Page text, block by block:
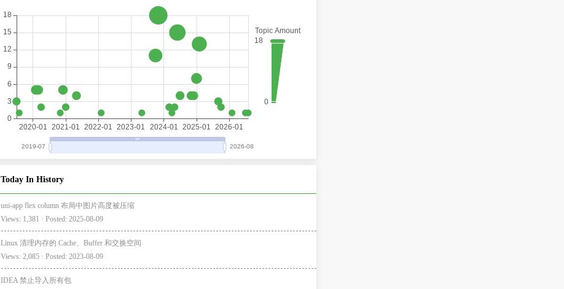
Today In History
uni-app flex column 布局中图片高度被压缩
Views: 1,381 · Posted: 2025-08-09
Linux 清理内存的 Cache、Buffer 和交换空间
Views: 2,085 · Posted: 2023-08-09
IDEA 禁止导入所有包